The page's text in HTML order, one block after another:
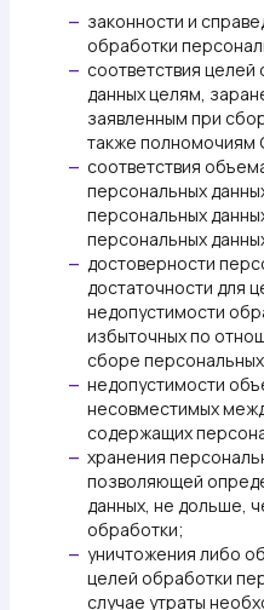
— законности и
обработки
— соответствия
данных целям,
заявленным при
также полномочиям
— соответствия
персональных
персональных
персональных
— достоверности
достаточности для
недопустимости
избыточных по
сборе
— недопустимости
несовместимых
содержащих
— хранения
позволяющей
данных, не дольше,
обработки;
— уничтожения либо
целей обработки
случае утраты